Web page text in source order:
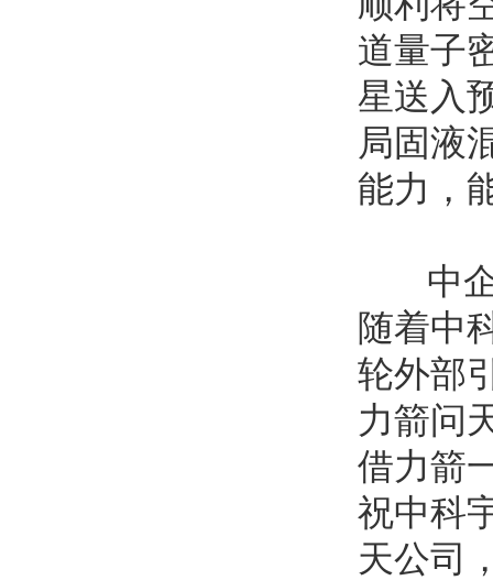
道量子
星送入
局固液
能力，
中企
随着中
轮外部
力箭问
借力箭
祝中科
天公司